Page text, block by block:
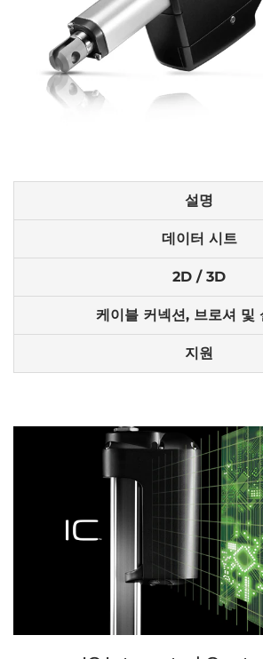
설명
데이터 시트
2D / 3D
케이블 커넥션, 브로셔 및
지원